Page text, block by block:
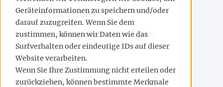
Geräteinformationen zu speichern und/oder
darauf zuzugreifen. Wenn Sie dem
zustimmen, können wir Daten wie das
Surfverhalten oder eindeutige IDs auf dieser
Website verarbeiten.
Wenn Sie Ihre Zustimmung nicht erteilen oder
zurückziehen, können bestimmte Merkmale
n.b.s GmbH
agentur für marketing & events
Firmensitz:
Elisabethstraße 23